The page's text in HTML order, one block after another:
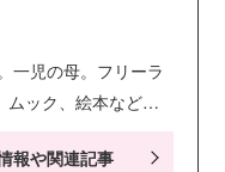
一児の母。フリーラ
ムック、絵本など、
など。三度の飯より
報や関連記事